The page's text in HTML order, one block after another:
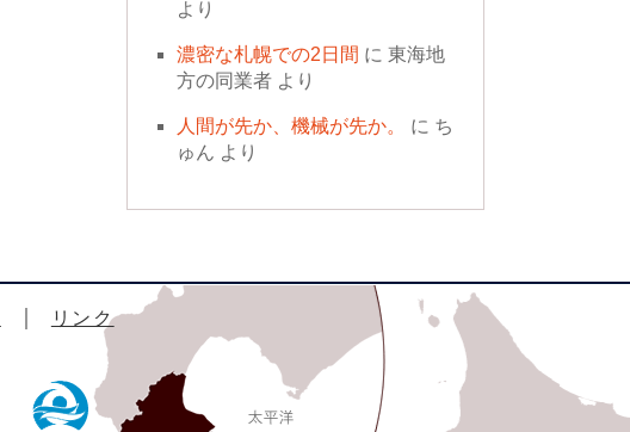
より
濃密な札幌での2日間 に 東海地
方の同業者より
人間が先か、機械が先か。 に ち
ゅん より
リンク